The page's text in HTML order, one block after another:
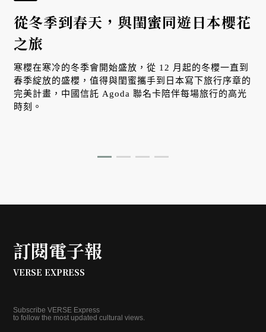
從冬季到春天，與閨蜜同遊日本櫻花
之旅
寒櫻在寒冷的冬季會開始盛放，從 12 月起的冬櫻一直到
春季綻放的盛櫻，值得與閨蜜攜手到日本寫下旅行序章的
完美計畫，中國信託 Agoda 聯名卡陪伴每場旅行的高光
時刻。
訂閱電子報
VERSE EXPRESS
Subscribe VERSE Express
to follow the most updated cultural views.